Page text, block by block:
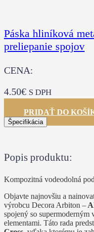
Páska hliníková
preliepanie spojov
CENA:
4.50€ S DPH
PRIDAŤ DO
Špecifikácia
Popis produktu:
Kompozitná vodeodolná
Objavte najnovšiu a
výrobcu Decora Arbiton –
spojený so
elementami. Táto rada